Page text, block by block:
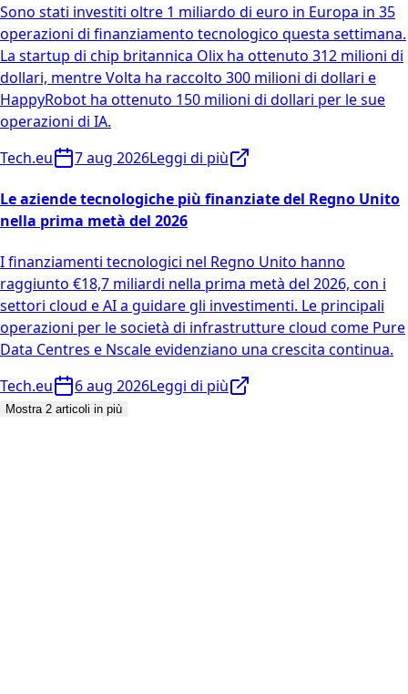
Sono stati investiti oltre 1 miliardo di euro in Europa in 35
operazioni di finanziamento tecnologico questa settimana.
La startup di chip britannica Olix ha ottenuto 312 milioni di
dollari, mentre Volta ha raccolto 300 milioni di dollari e
HappyRobot ha ottenuto 150 milioni di dollari per le sue
operazioni di IA.
Tech.eu
7 aug 2026Leggi di più
Le aziende tecnologiche più finanziate del Regno Unito
nella prima metà del 2026
I finanziamenti tecnologici nel Regno Unito hanno
raggiunto €18,7 miliardi nella prima metà del 2026, con i
settori cloud e AI a guidare gli investimenti. Le principali
operazioni per le società di infrastrutture cloud come Pure
Data Centres e Nscale evidenziano una crescita continua.
Tech.eu
6 aug 2026Leggi di più
Mostra 2 articoli in più